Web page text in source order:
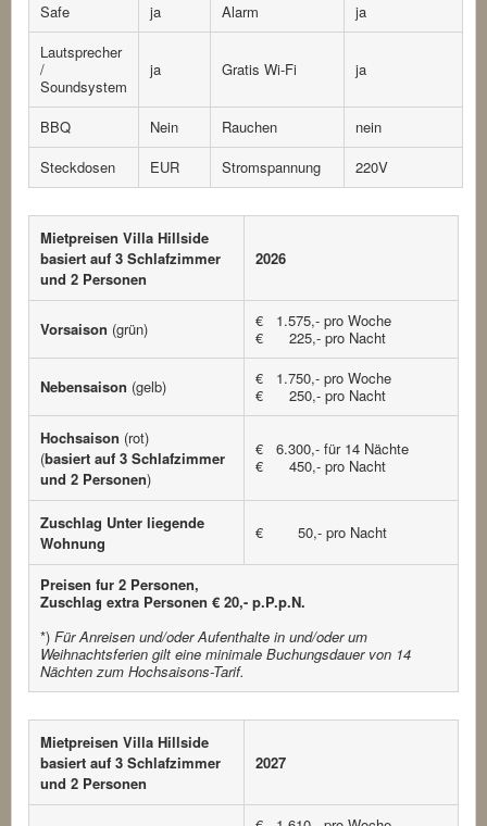
Safe
ja Alarm
ja
Lautsprecher
/
Soundsystem
ja Gratis Wi-Fi ja
BBQ Nein Rauchen
nein
Steckdosen
EUR Stromspannung 220V
Mietpreisen Villa Hillside
basiert auf 3 Schlafzimmer
und 2 Personen
2026
Vorsaison (grün)
€ 1.575,- pro Woche
€ 225,- pro Nacht
Nebensaison (gelb)
€ 1.750,- pro Woche
€ 250,- pro Nacht
Hochsaison (rot)
(basiert auf 3 Schlafzimmer
und 2 Personen)
€ 6.300,- für 14 Nächte
€ 450,- pro Nacht
Zuschlag Unter liegende
Wohnung
€ 50,- pro Nacht
Preisen fur 2 Personen,
Zuschlag extra Personen € 20,- p.P.p.N.
*) Für Anreisen und/oder Aufenthalte in und/oder um
Weihnachtsferien gilt eine minimale Buchungsdauer von 14
Nächten zum Hochsaisons-Tarif.
Mietpreisen Villa Hillside
basiert auf 3 Schlafzimmer
und 2 Personen
2027